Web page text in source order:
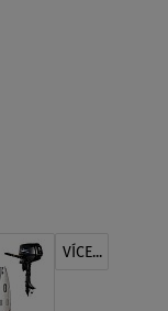
VÍCE...